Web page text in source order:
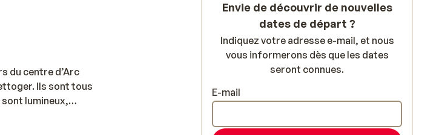
du centre d’Arc
Ils sont tous
lumineux,
d’un balcon où
Envie de découvrir de nouvelles
dates de départ ?
Indiquez votre adresse e-mail, et nous
vous informerons dès que les dates
seront connues.
E-mail